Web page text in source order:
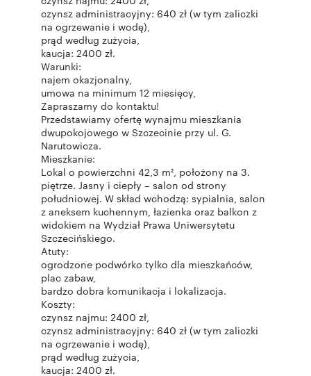
czynsz administracyjny: 640 zł (w tym zaliczki
na ogrzewanie i wodę),
prąd według zużycia,
kaucja: 2400 zł.
Warunki:
najem okazjonalny,
umowa na minimum 12 miesięcy,
Zapraszamy do kontaktu!
Przedstawiamy ofertę wynajmu mieszkania
dwupokojowego w Szczecinie przy ul. G.
Narutowicza.
Mieszkanie:
Lokal o powierzchni 42,3 m², położony na 3.
piętrze. Jasny i ciepły – salon od strony
południowej. W skład wchodzą: sypialnia, salon
z aneksem kuchennym, łazienka oraz balkon z
widokiem na Wydział Prawa Uniwersytetu
Szczecińskiego.
Atuty:
ogrodzone podwórko tylko dla mieszkańców,
plac zabaw,
bardzo dobra komunikacja i lokalizacja.
Koszty:
czynsz najmu: 2400 zł,
czynsz administracyjny: 640 zł (w tym zaliczki
na ogrzewanie i wodę),
prąd według zużycia,
kaucja: 2400 zł.